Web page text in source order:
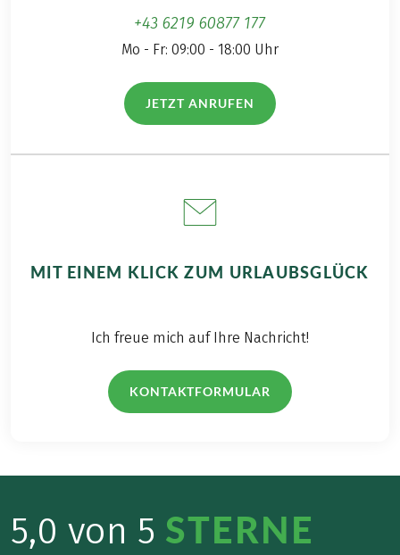
+43 6219 60877 177
Mo - Fr: 09:00 - 18:00 Uhr
JETZT ANRUFEN(LINK ÖFFNET IN NEUEM TAB)
MIT EINEM KLICK ZUM URLAUBSGLÜCK
Ich freue mich auf Ihre Nachricht!
KONTAKTFORMULAR
5,0 von 5 STERNE